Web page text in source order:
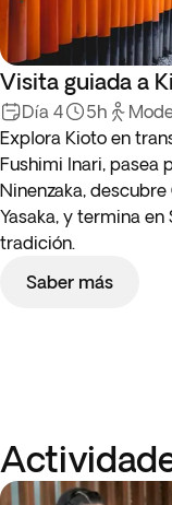
Visita guiada a
Día 4 5h
Explora Kioto en
Fushimi Inari, pasea
Ninenzaka,
Yasaka, y termina
tradición.
Saber más